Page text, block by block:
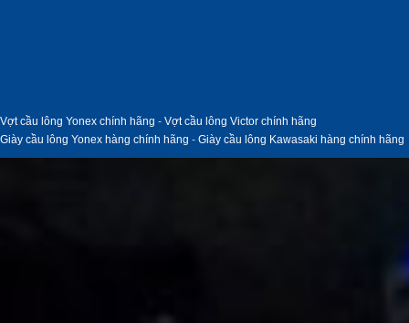
Vợt cầu lông Yonex chính hãng - Vợt cầu lông Victor chính hãng
Giày cầu lông Yonex hàng chính hãng - Giày cầu lông Kawasaki hàng chính hãng